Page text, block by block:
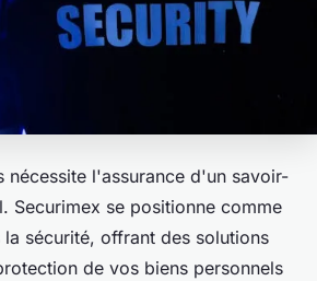
nécessite l'assurance d'un savoir-
Securimex se positionne comme
la sécurité, offrant des solutions
de vos biens personnels